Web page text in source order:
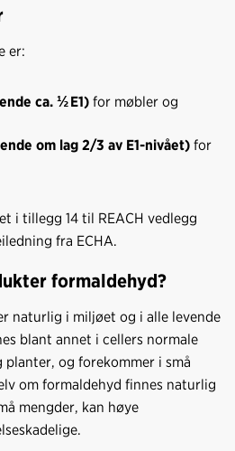
er:
ca. ½E1) for møbler og
om lag 2/3 av E1-nivået) for
i tillegg 14 til REACH vedlegg
fra ECHA.
formaldehyd?
naturlig i miljøet og i alle levende
blant annet i cellers normale
og forekommer i små
om formaldehyd finnes naturlig
mengder, kan høye